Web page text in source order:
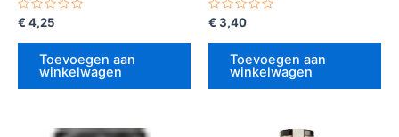
Gewaardeerd
uit
€ 4,25
Toevoegen aan
winkelwagen
Gewaardeerd
uit
€ 3,40
Toevoegen aan
winkelwagen